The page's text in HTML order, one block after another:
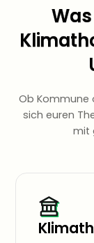
Ob Kommune
sich euren
mit